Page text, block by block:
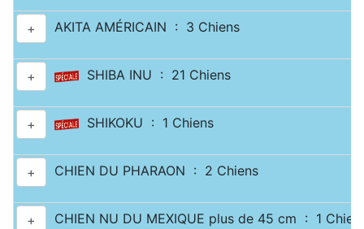
+ AKITA AMÉRICAIN : 3 Chiens
+ SHIBA INU : 21 Chiens
+ SHIKOKU : 1 Chiens
+ CHIEN DU PHARAON : 2 Chiens
+ CHIEN NU DU MEXIQUE plus de 45 cm : 1